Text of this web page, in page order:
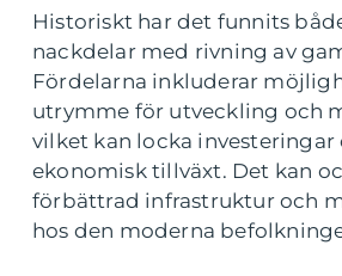
Historiskt har det funnits
nackdelar med rivning av
Fördelarna inkluderar
utrymme för utveckling och
vilket kan locka investeringar
ekonomisk tillväxt. Det kan
förbättrad infrastruktur och
hos den moderna